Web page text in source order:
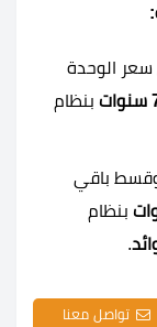
الوحدة
بنظام
باقي
بنظام
.
تواصل معنا